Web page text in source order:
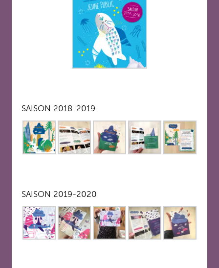
SAISON 2018-2019
SAISON 2019-2020